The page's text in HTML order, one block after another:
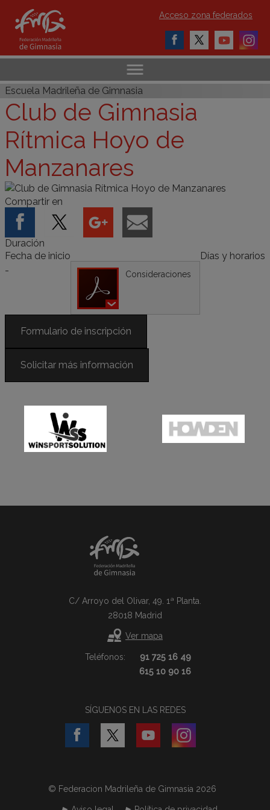
Acceso zona federados
Escuela Madrileña de Gimnasia
Club de Gimnasia
Rítmica Hoyo de
Manzanares
Compartir en
Duración
Fecha de inicio
-
Días y horarios
Consideraciones
Formulario de inscripción
Solicitar más información
C/ Arroyo del Olivar, 49. 1ª Planta.
28018 Madrid
Ver mapa
Teléfonos:
91 725 16 49
615 10 90 16
SÍGUENOS EN LAS REDES
© Federacion Madrileña de Gimnasia 2026